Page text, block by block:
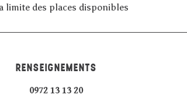
limite des places disponibles
RENSEIGNEMENTS
0972 13 13 20